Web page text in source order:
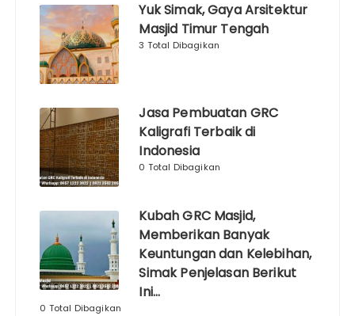
Yuk Simak, Gaya Arsitektur
Masjid Timur Tengah
3 Total Dibagikan
Jasa Pembuatan GRC
Kaligrafi Terbaik di
Indonesia
0 Total Dibagikan
Kubah GRC Masjid,
Memberikan Banyak
Keuntungan dan Kelebihan,
Simak Penjelasan Berikut
Ini…
0 Total Dibagikan